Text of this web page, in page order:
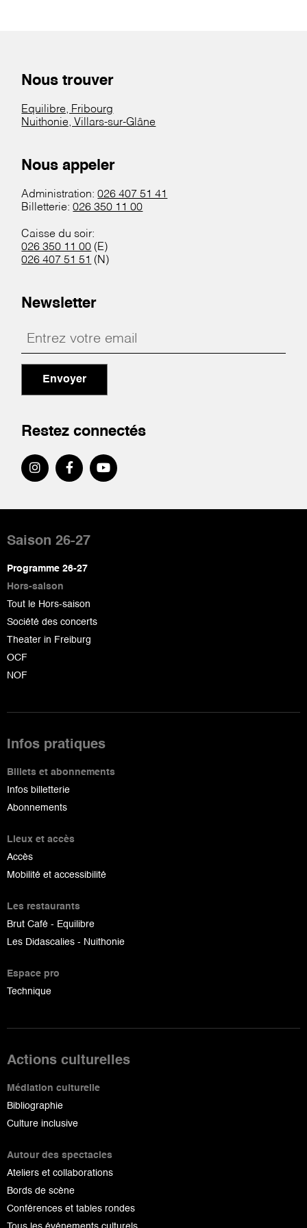
Nous trouver
Equilibre, Fribourg
Nuithonie, Villars-sur-Glâne
Nous appeler
Administration:026 407 51 41
Billetterie:026 350 11 00
Caisse du soir:
026 350 11 00 (E)
026 407 51 51 (N)
Newsletter
Envoyer
Restez connectés
de
page
Saison 26-27
Programme 26-27
Hors-saison
Tout le Hors-saison
Société des concerts
Theater in Freiburg
OCF
NOF
Infos pratiques
Billets et abonnements
Infos billetterie
Abonnements
Lieux et accès
Accès
Mobilité et accessibilité
Les restaurants
Brut Café - Equilibre
Les Didascalies - Nuithonie
Espace pro
Technique
Actions culturelles
Médiation culturelle
Bibliographie
Culture inclusive
Autour des spectacles
Ateliers et collaborations
Bords de scène
Conférences et tables rondes